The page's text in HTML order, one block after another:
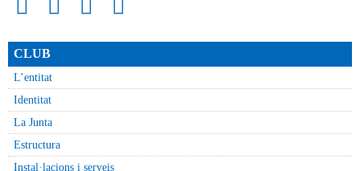
CLUB
L’entitat
Identitat
La Junta
Estructura
Instal·lacions i serveis